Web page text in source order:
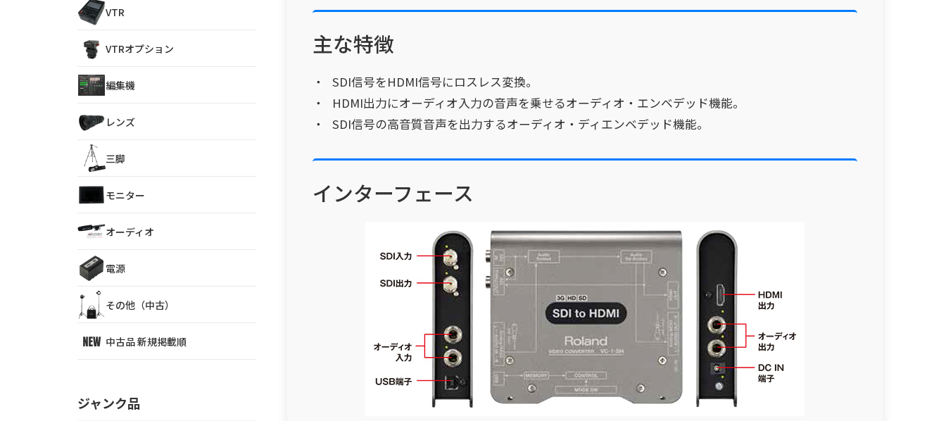
主な特徴
SDI信号をHDMI信号にロスレス変換。
HDMI出力にオーディオ入力の音声を乗せるオーディオ・エンベデッド機能。
SDI信号の高音質音声を出力するオーディオ・ディエンベデッド機能。
インターフェース
VTR
VTRオプション
編集機
レンズ
三脚
モニター
オーディオ
電源
その他（中古）
中古品 新規掲載順
ジャンク品